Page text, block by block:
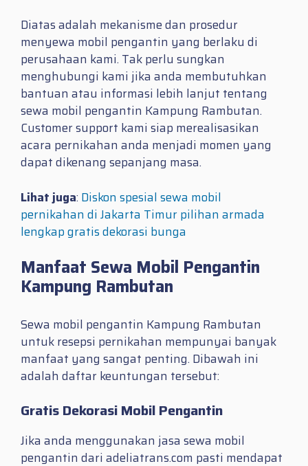
Diatas adalah mekanisme dan prosedur
menyewa mobil pengantin yang berlaku di
perusahaan kami. Tak perlu sungkan
menghubungi kami jika anda membutuhkan
bantuan atau informasi lebih lanjut tentang
sewa mobil pengantin Kampung Rambutan.
Customer support kami siap merealisasikan
acara pernikahan anda menjadi momen yang
dapat dikenang sepanjang masa.
Lihat juga: Diskon spesial sewa mobil
pernikahan di Jakarta Timur pilihan armada
lengkap gratis dekorasi bunga
Manfaat Sewa Mobil Pengantin
Kampung Rambutan
Sewa mobil pengantin Kampung Rambutan
untuk resepsi pernikahan mempunyai banyak
manfaat yang sangat penting. Dibawah ini
adalah daftar keuntungan tersebut:
Gratis Dekorasi Mobil Pengantin
Jika anda menggunakan jasa sewa mobil
pengantin dari adeliatrans.com pasti mendapat